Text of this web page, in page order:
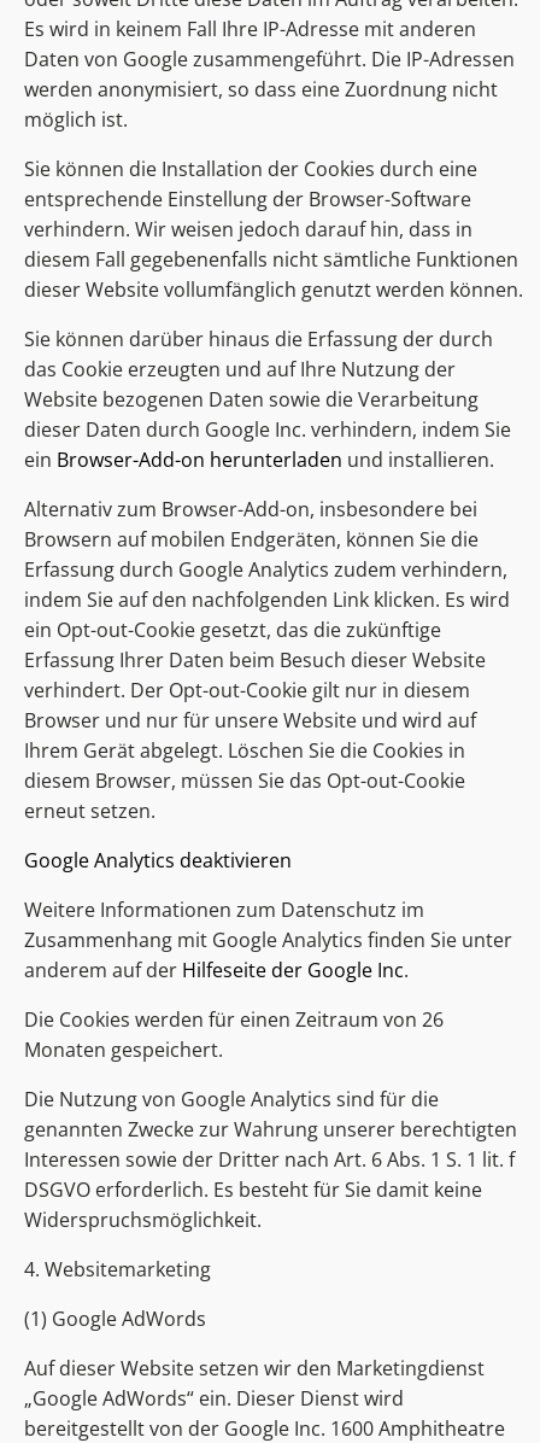
Es wird in keinem Fall Ihre IP-Adresse mit anderen
Daten von Google zusammengeführt. Die IP-Adressen
werden anonymisiert, so dass eine Zuordnung nicht
möglich ist.
Sie können die Installation der Cookies durch eine
entsprechende Einstellung der Browser-Software
verhindern. Wir weisen jedoch darauf hin, dass in
diesem Fall gegebenenfalls nicht sämtliche Funktionen
dieser Website vollumfänglich genutzt werden können.
Sie können darüber hinaus die Erfassung der durch
das Cookie erzeugten und auf Ihre Nutzung der
Website bezogenen Daten sowie die Verarbeitung
dieser Daten durch Google Inc. verhindern, indem Sie
ein Browser-Add-on herunterladen und installieren.
Alternativ zum Browser-Add-on, insbesondere bei
Browsern auf mobilen Endgeräten, können Sie die
Erfassung durch Google Analytics zudem verhindern,
indem Sie auf den nachfolgenden Link klicken. Es wird
ein Opt-out-Cookie gesetzt, das die zukünftige
Erfassung Ihrer Daten beim Besuch dieser Website
verhindert. Der Opt-out-Cookie gilt nur in diesem
Browser und nur für unsere Website und wird auf
Ihrem Gerät abgelegt. Löschen Sie die Cookies in
diesem Browser, müssen Sie das Opt-out-Cookie
erneut setzen.
Google Analytics deaktivieren
Weitere Informationen zum Datenschutz im
Zusammenhang mit Google Analytics finden Sie unter
anderem auf der Hilfeseite der Google Inc.
Die Cookies werden für einen Zeitraum von 26
Monaten gespeichert.
Die Nutzung von Google Analytics sind für die
genannten Zwecke zur Wahrung unserer berechtigten
Interessen sowie der Dritter nach Art. 6 Abs. 1 S. 1 lit. f
DSGVO erforderlich. Es besteht für Sie damit keine
Widerspruchsmöglichkeit.
4. Websitemarketing
(1) Google AdWords
Auf dieser Website setzen wir den Marketingdienst
„Google AdWords“ ein. Dieser Dienst wird
bereitgestellt von der Google Inc. 1600 Amphitheatre